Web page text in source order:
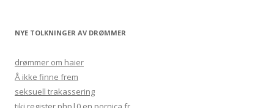
NYE TOLKNINGER AV DRØMMER
drømmer om haier
Å ikke finne frem
seksuell trakassering